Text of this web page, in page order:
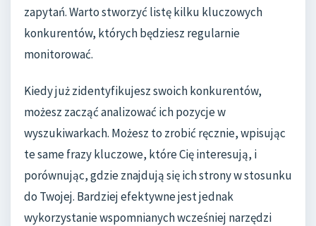
zapytań. Warto stworzyć listę kilku kluczowych
konkurentów, których będziesz regularnie
monitorować.
Kiedy już zidentyfikujesz swoich konkurentów,
możesz zacząć analizować ich pozycje w
wyszukiwarkach. Możesz to zrobić ręcznie, wpisując
te same frazy kluczowe, które Cię interesują, i
porównując, gdzie znajdują się ich strony w stosunku
do Twojej. Bardziej efektywne jest jednak
wykorzystanie wspomnianych wcześniej narzędzi